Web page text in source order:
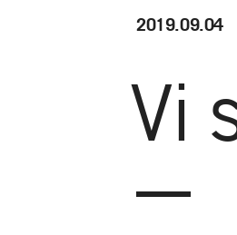
2019.09.04
Vi